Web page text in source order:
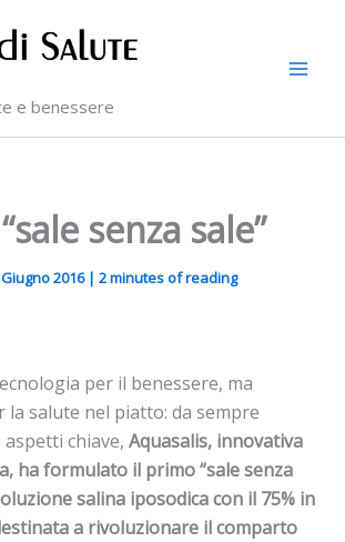
e benessere
senza sale”
2016 | 2 minutes of reading
per il benessere, ma
salute nel piatto: da sempre
chiave, Aquasalis, innovativa
ha formulato il primo “sale senza
salina iposodica con il 75% in
a rivoluzionare il comparto